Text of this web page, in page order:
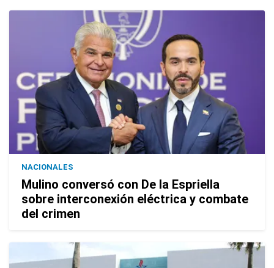
NACIONALES
Mulino conversó con De la Espriella
sobre interconexión eléctrica y combate
del crimen